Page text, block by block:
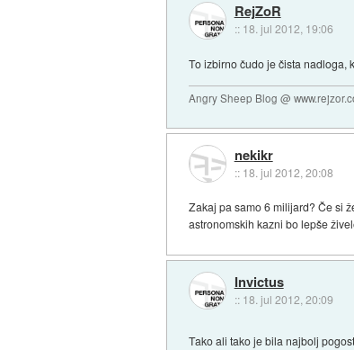
RejZoR
:: 18. jul 2012, 19:06
To izbirno čudo je čista nadloga,
Angry Sheep Blog @
nekikr
:: 18. jul 2012, 20:08
Zakaj pa samo 6 milijard? Če si
astronomskih kazni bo lepše
Invictus
:: 18. jul 2012, 20:09
Tako ali tako je bila najbolj